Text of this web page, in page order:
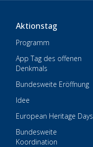
Aktionstag
Programm
App Tag des offenen
Denkmals
Bundesweite Eröffnung
Idee
European Heritage Days
Bundesweite
Koordination